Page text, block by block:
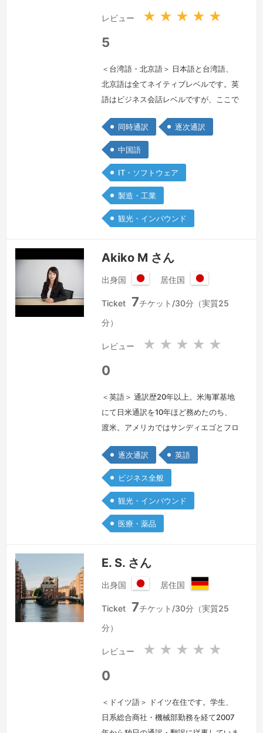
レビュー ★ ★ ★ ★ ★
5
＜台湾語・北京語＞ 日本語と台湾語、
北京語は全てネイティブレベルです。英
語はビジネス会話レベルですが、ここで
します。日本人の夫と幼い息子と一緒に
暮らしています。好きな食べ物は、おは
ぎ。続きを見る »
同時通訳 逐次通訳
中国語
IT・ソフトウェア
製造・工業
観光・インバウンド
Akiko M さん
出身国
本
居住国
本
Ticket 7チケット/30分（実質25
分）
レビュー ★ ★ ★ ★ ★
0
＜英語＞ 通訳歴20年以上。米海軍基地
にて日米通訳を10年ほど務めたのち、
渡米。アメリカではサンディエゴとフロ
日英翻訳を行っておりました。日本に戻
ってからは外資系企業にて通訳及び営業
管理職を長年行っていたので、ビジネス
交渉など高度な駆け引きが必要な会話も
得意です。続きを見る »
逐次通訳 英語
ビジネス全般
観光・インバウンド
医療・薬品
E. S. さん
出身国
本
居住国
イ
邦
Ticket 7チケット/30分（実質25
分）
レビュー ★ ★ ★ ★ ★
0
＜ドイツ語＞ ドイツ在住です。学生、
日系総合商社・機械部勤務を経て2007